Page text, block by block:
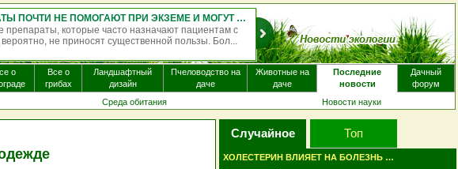
ОДНОКРАТНЫЙ ПРИЁМ ПСИЛОЦИБИНА МОЖЕТ МЕНЯТЬ РАБОТУ МОЗГА НА НЕСКОЛЬКО НЕДЕЛЬ
псилоцибина — психоактивного вещества, содержащегося в
грибов, — может вызывать изменения в работе
о
Все о
грибах
Ландшафтный
дизайн
Пчеловодство на
даче
Животные на
даче
Последние
новости
Дачный
форум
Среда обитания Новости науки
Случайное Топ
ХОЛЕСТЕРИН ВЛИЯЕТ НА БОЛЕЗНЬ АЛЬЦГЕЙМЕРА..